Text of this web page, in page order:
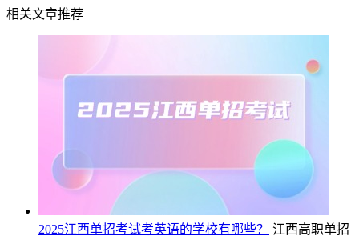
相关文章推荐
2025江西单招考试考英语的学校有哪些？
江西高职单招